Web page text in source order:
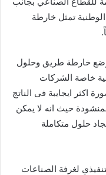
تمثل خارطة
وضع خارطة طريق وحلول
خاصة الشركات
اكثر ايجايبة فى الناتج
حيث انه لا يمكن
حلول متكاملة
لغرفة الصناعات